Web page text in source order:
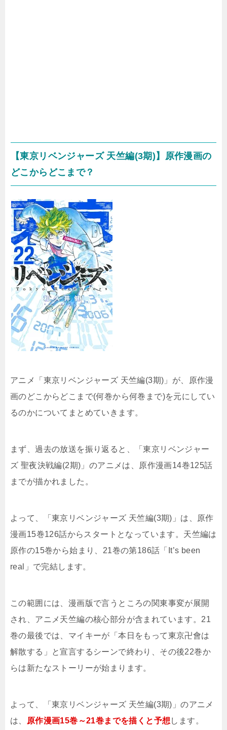
【東京リベンジャーズ 天竺編(3期)】原作漫画の
どこからどこまで？
アニメ「東京リベンジャーズ 天竺編(3期)」が、原作漫
画のどこからどこまで(何巻から何巻まで)を元にしてい
るのかについてまとめていきます。
まず、過去の放送を振り返ると、「東京リベンジャー
ズ 聖夜決戦編(2期)」のアニメは、原作漫画14巻125話
までが描かれました。
よって、「東京リベンジャーズ 天竺編(3期)」は、原作
漫画15巻126話からスタートとなっています。天竺編は
原作の15巻から始まり、21巻の第186話「It’s been
real」で完結します。
この範囲には、漫画版で言うところの関東事変が展開
され、アニメ天竺編の核心部分が含まれています。21
巻の最後では、マイキーが「本日をもって東京卍會は
解散する」と宣言するシーンで終わり、その後22巻か
らは新たなストーリーが始まります。
よって、「東京リベンジャーズ 天竺編(3期)」のアニメ
は、
原作漫画15巻～21巻までを描くと予想 します。